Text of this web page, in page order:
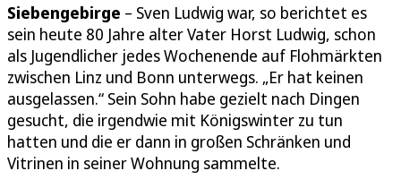
Siebengebirge – Sven Ludwig war, so berichtet es
sein heute 80 Jahre alter Vater Horst Ludwig, schon
als Jugendlicher jedes Wochenende auf Flohmärkten
zwischen Linz und Bonn unterwegs. „Er hat keinen
ausgelassen.“ Sein Sohn habe gezielt nach Dingen
gesucht, die irgendwie mit Königswinter zu tun
hatten und die er dann in großen Schränken und
Vitrinen in seiner Wohnung sammelte.